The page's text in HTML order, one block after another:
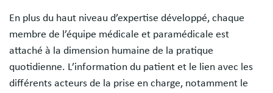
En plus du haut niveau d’expertise développé, chaque
membre de l’équipe médicale et paramédicale est
attaché à la dimension humaine de la pratique
quotidienne. L’information du patient et le lien avec les
différents acteurs de la prise en charge, notamment le